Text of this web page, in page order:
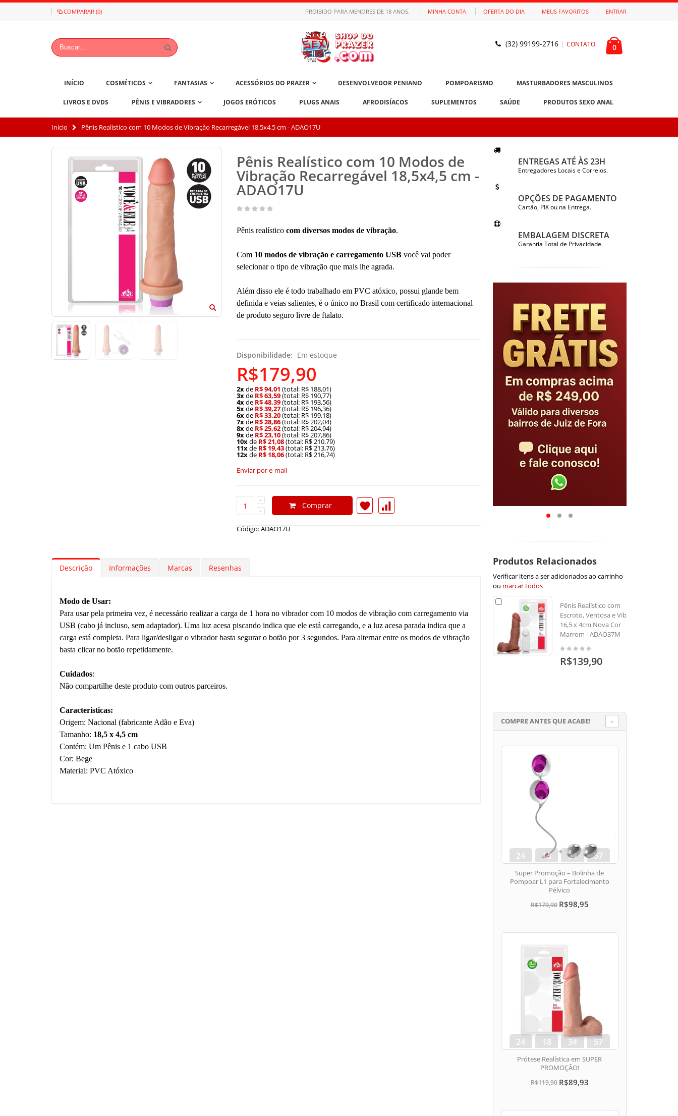
COMPARAR (0) MINHA CONTA OFERTA DO DIA MEUS FAVORITOS ENTRAR
PROIBIDO PARA MENORES DE 18 ANOS.
(32) 99199-2716 | CONTATO 0
INÍCIO COSMÉTICOS FANTASIAS ACESSÓRIOS DO PRAZER DESENVOLVEDOR PENIANO POMPOARISMO MASTURBADORES MASCULINOS
LIVROS E DVDS PÊNIS E VIBRADORES JOGOS ERÓTICOS PLUGS ANAIS AFRODISÍACOS SUPLEMENTOS SAÚDE PRODUTOS SEXO ANAL
Início Pênis Realístico com 10 Modos de Vibração Recarregável 18,5x4,5 cm - ADAO17U
Pênis Realístico com 10 Modos de
Vibração Recarregável 18,5x4,5 cm -
ADAO17U
Pênis realístico com diversos modos de vibração.
Com 10 modos de vibração e carregamento USB você vai poder
selecionar o tipo de vibração que mais lhe agrada.
Além disso ele é todo trabalhado em PVC atóxico, possui glande bem
definida e veias salientes, é o único no Brasil com certificado internacional
de produto seguro livre de ftalato.
Disponibilidade: Em estoque
R$179,90
2xde R$ 94,01 (total: R$ 188,01)
3xde R$ 63,59(total: R$ 190,77)
4xde R$ 48,39(total: R$ 193,56)
5xde R$ 39,27(total: R$ 196,36)
6xde R$ 33,20(total: R$ 199,18)
7xde R$ 28,86(total: R$ 202,04)
8xde R$ 25,62(total: R$ 204,94)
9xde R$ 23,10(total: R$ 207,86)
10xde R$ 21,08(total: R$ 210,79)
11xde R$ 19,43(total: R$ 213,76)
12xde R$ 18,06(total: R$ 216,74)
Enviar por e-mail
Comprar
Código: ADAO17U
Descrição Informações Marcas Resenhas
Modo de Usar:
Para usar pela primeira vez, é necessário realizar a carga de 1 hora no vibrador com 10 modos de vibração com carregamento via
USB (cabo já incluso, sem adaptador). Uma luz acesa piscando indica que ele está carregando, e a luz acesa parada indica que a
carga está completa. Para ligar/desligar o vibrador basta segurar o botão por 3 segundos. Para alternar entre os modos de vibração
basta clicar no botão repetidamente.
Cuidados:
Não compartilhe deste produto com outros parceiros.
Caracteristicas:
Origem: Nacional (fabricante Adão e Eva)
Tamanho: 18,5 x 4,5 cm
Contém: Um Pênis e 1 cabo USB
Cor: Bege
Material: PVC Atóxico
ENTREGAS ATÉ ÀS 23H
Entregadores Locais e Correios.
OPÇÕES DE PAGAMENTO
Cartão, PIX ou na Entrega.
EMBALAGEM DISCRETA
Garantia Total de Privacidade.
Produtos Relacionados
Verificar itens a ser adicionados ao carrinho
ou marcar todos
Pênis Realístico com
Escroto, Ventosa e Vibro
16,5 x 4cm Nova Cor
Marrom - ADAO37M
R$139,90
COMPRE ANTES QUE ACABE!
24
dias
18
hora
34
min
56
seg
Super Promoção – Bolinha de
Pompoar L1 para Fortalecimento
Pélvico
R$179,90 R$98,95
24
dias
18
hora
34
min
56
seg
Prótese Realística em SUPER
PROMOÇÂO!
R$119,90 R$89,93